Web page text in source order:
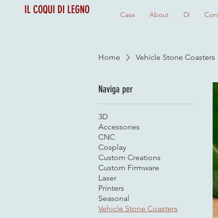
IL COQUI DI LEGNO Casa About Di
Home Vehicle Stone Coasters
Naviga per
3D
Accessories
CNC
Cosplay
Custom Creations
Custom Firmware
Laser
Printers
Seasonal
Vehicle Stone Coasters